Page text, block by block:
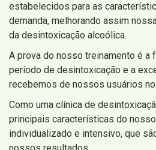
estabelecidos para as
demanda, melhorando assim
da desintoxicação alcoólica.
A prova do nosso treinamento é a
período de desintoxicação e a
recebemos de nossos usuários
Como uma clínica de
principais características do
individualizado e intensivo, que